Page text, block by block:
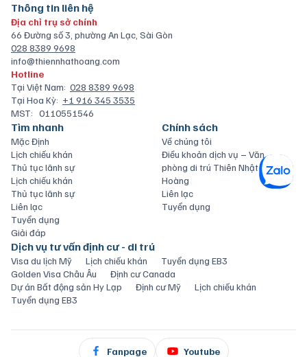
Thông tin liên hệ
Địa chỉ trụ sở chính
66 Đường số 3, phường An Lạc, Sài Gòn
028 8389 9698
info@thiennhathoang.com
Hotline
Tại Việt Nam: 028 8389 9698
Tại Hoa Kỳ: +1 916 345 3535
MST: 0110551546
Tìm nhanh
Mặc Định
Lịch chiếu khán
Thủ tục lãnh sự
Lịch chiếu khán
Thủ tục lãnh sự
Liên lạc
Tuyển dụng
Giải đáp
Chính sách
Về chúng tôi
Điều khoản dịch vụ – Văn
phòng di trú Thiên Nhật
Hoàng
Liên lạc
Tuyển dụng
Dịch vụ tư vấn định cư - di trú
Visa du lịch Mỹ Lịch chiếu khán
Tuyển dụng EB3
Golden Visa Châu Âu
Định cư Canada
Dự án Bất động sản Hy Lạp
Định cư Mỹ
Lịch chiếu khán
Tuyển dụng EB3
Fanpage Youtube